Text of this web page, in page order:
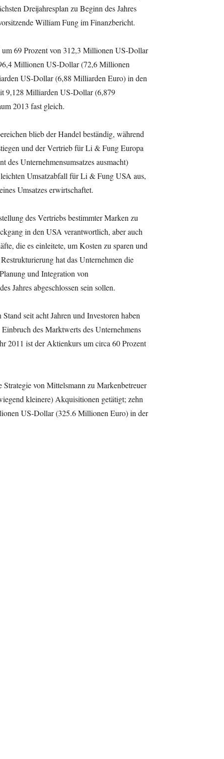
Dreijahresplan zu Beginn des Jahres
William Fung im Finanzbericht.
69 Prozent von 312,3 Millionen US-Dollar
Millionen US-Dollar (72,6 Millionen
US-Dollar (6,88 Milliarden Euro) in den
9,128 Milliarden US-Dollar (6,879
2013 fast gleich.
blieb der Handel beständig, während
und der Vertrieb für Li & Fung Europa
des Unternehmensumsatzes ausmacht)
Umsatzabfall für Li & Fung USA aus,
Umsatzes erwirtschaftet.
des Vertriebs bestimmter Marken zu
in den USA verantwortlich, aber auch
die es einleitete, um Kosten zu sparen und
hat das Unternehmen die
und Integration von
Jahres abgeschlossen sein sollen.
seit acht Jahren und Investoren haben
des Marktwerts des Unternehmens
2011 ist der Aktienkurs um circa 60 Prozent
von Mittelsmann zu Markenbetreuer
kleinere) Akquisitionen getätigt; zehn
US-Dollar (325.6 Millionen Euro) in der